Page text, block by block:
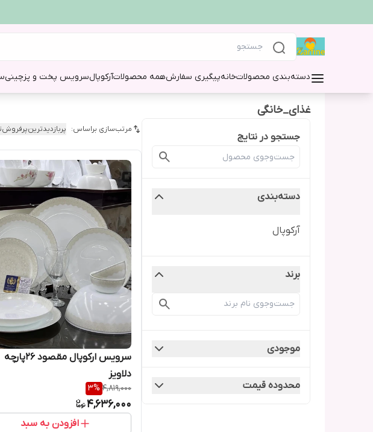
دسته‌بندی محصولاتخانهپیگیری سفارشهمه محصولاتآرکوپالسرویس پخت و پزچینی
غذای_خانگی
جستجو در نتایج
دسته‌بندی
آرکوپال
برند
موجودی
محدوده قیمت
مرتب‌سازی براساس: پربازدیدترین
سرویس ارکوپال مقصود 26پارچه
دلاویز
4,819,000
3%
4,636,000
افزودن به سبد